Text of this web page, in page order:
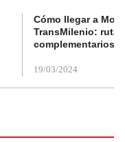
Cómo llegar a
TransMilenio:
complementarios
19/03/2024